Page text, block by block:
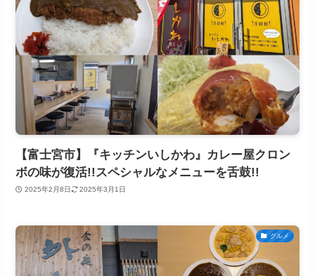
【富士宮市】『キッチンいしかわ』カレー屋クロン
ボの味が復活!!スペシャルなメニューを舌鼓!!
2025年2月8日 2025年3月1日
グルメ